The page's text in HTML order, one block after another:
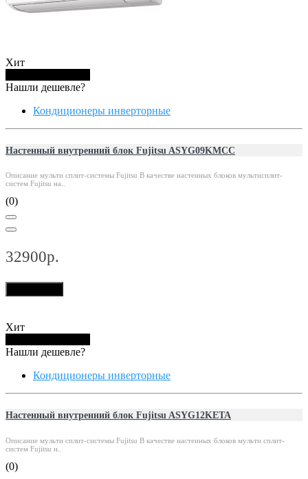
Хит
Нашли дешевле?
Кондиционеры инверторные
Настенный внутренний блок Fujitsu ASYG09KMCC
Описание мульти сплит-системы Fujitsu В качестве настенных блоков мультисплит-
систем Fujitsu на..
(0)
32900р.
Хит
Нашли дешевле?
Кондиционеры инверторные
Настенный внутренний блок Fujitsu ASYG12KETA
Описание мульти сплит-системы Fujitsu В качестве настенных блоков мульти сплит-
систем Fujitsu н..
(0)